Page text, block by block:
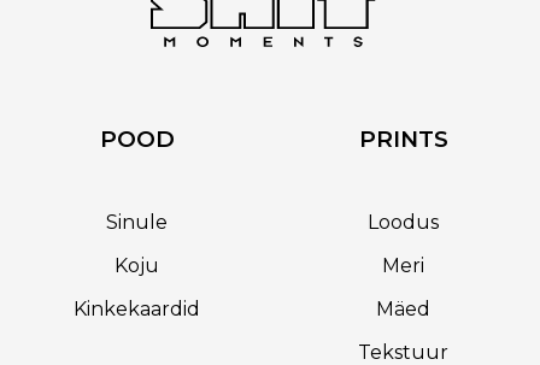
POOD
Sinule
Koju
Kinkekaardid
PRINTS
Loodus
Meri
Mäed
Tekstuur